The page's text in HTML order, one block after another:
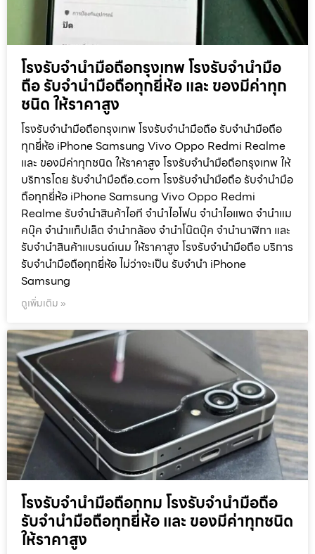
โรงรับจำนำมือถือกรุงเทพ โรงรับจำนำมือ
ถือ รับจำนำมือถือทุกยี่ห้อ และ ของมีค่าทุก
ชนิด ให้ราคาสูง
โรงรับจำนำมือถือกรุงเทพ โรงรับจำนำมือถือ รับจำนำมือถือ
ทุกยี่ห้อ iPhone Samsung Vivo Oppo Redmi Realme
และ ของมีค่าทุกชนิด ให้ราคาสูง โรงรับจำนำมือถือกรุงเทพ ให้
บริการโดย รับจํานํามือถือ.com โรงรับจำนำมือถือ รับจำนำมือ
ถือทุกยี่ห้อ iPhone Samsung Vivo Oppo Redmi
Realme รับจำนำสินค้าไอที จำนำไอโฟน จำนำไอแพด จำนำแม
คบุ๊ค จำนำแท็ปเล็ต จำนำกล้อง จำนำโน๊ตบุ๊ค จำนำนาฬิกา และ
รับจำนำสินค้าแบรนด์เนม ให้ราคาสูง โรงรับจำนำมือถือ บริการ
รับจำนำมือถือทุกยี่ห้อ ไม่ว่าจะเป็น รับจำนำ iPhone
Samsung
ดูเพิ่มเติม »
โรงรับจำนำมือถือกทม โรงรับจำนำมือถือ
รับจำนำมือถือทุกยี่ห้อ และ ของมีค่าทุกชนิด
ให้ราคาสูง